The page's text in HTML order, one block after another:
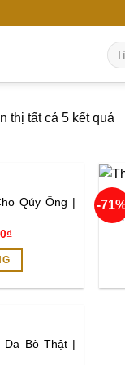
Tìm
thị tất cả 5 kết quả
Add to
Qúy Ông |
₫Giá
-
Add to
Da Bò Thật |